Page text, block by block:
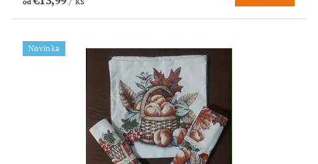
od
Novinka